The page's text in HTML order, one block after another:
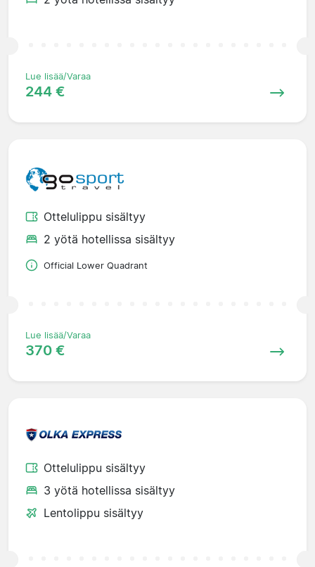
Lue lisää/Varaa
244 €
Ottelulippu sisältyy
2 yötä hotellissa sisältyy
Official Lower Quadrant
Lue lisää/Varaa
370 €
Ottelulippu sisältyy
3 yötä hotellissa sisältyy
Lentolippu sisältyy